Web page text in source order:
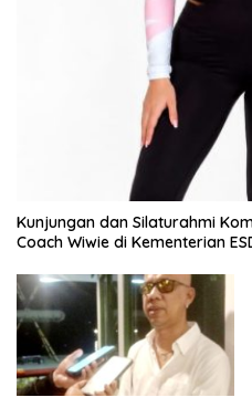
Kunjungan dan Silaturahmi
Coach Wiwie di Kementerian